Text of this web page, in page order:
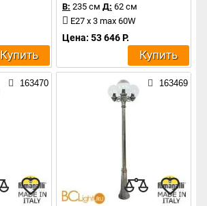
Купить
В: 235 см Д: 62 см
E27 x 3 max 60W
Цена: 53 646 Р.
Купить
163470 163469